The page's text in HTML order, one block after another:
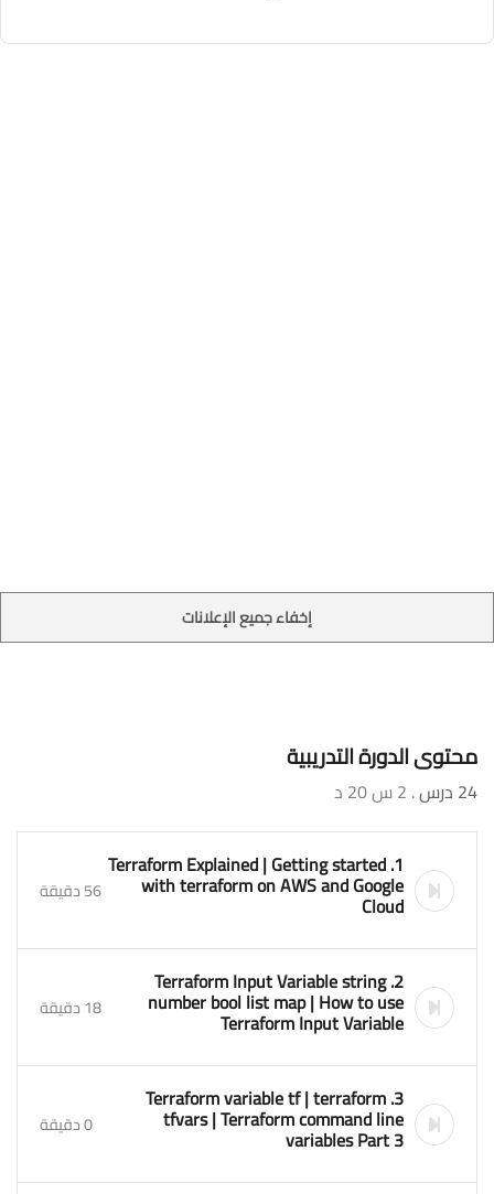
إخفاء جميع الإعلانات
محتوى الدورة التدريبية
24 درس . 2 س 20 د
1. Terraform Explained | Getting started
with terraform on AWS and Google
Cloud 56 دقيقة
2. Terraform Input Variable string
number bool list map | How to use
Terraform Input Variable 18 دقيقة
3. Terraform variable tf | terraform
tfvars | Terraform command line
variables Part 3 0 دقيقة